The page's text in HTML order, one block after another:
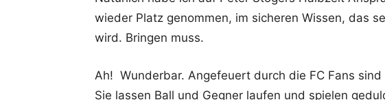
wieder Platz genommen, im sicheren Wissen, das
wird. Bringen muss.
Ah! Wunderbar. Angefeuert durch die FC Fans
Sie lassen Ball und Gegner laufen und spielen